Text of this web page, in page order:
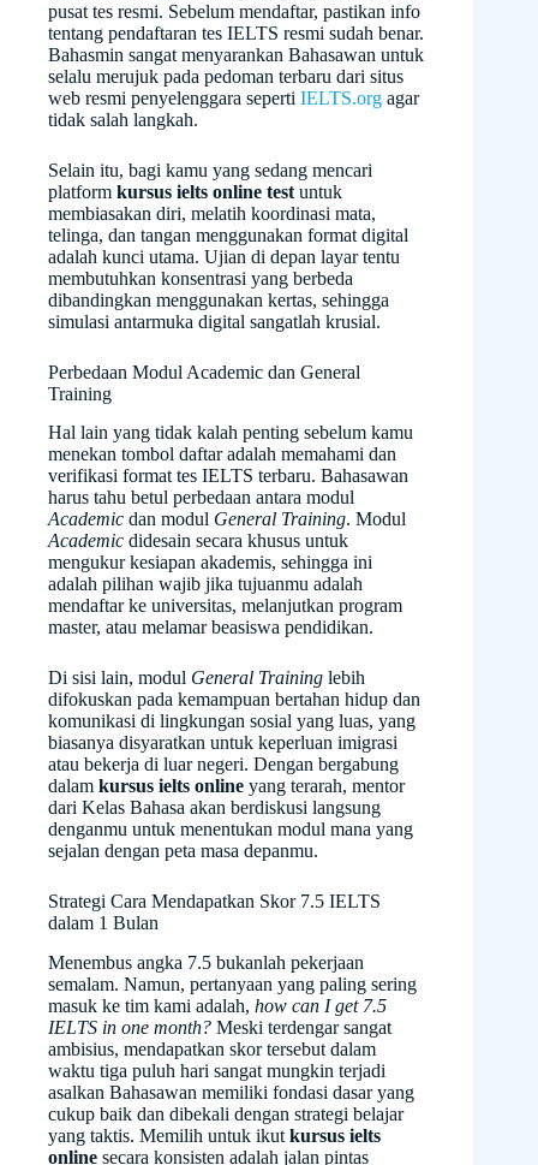
pusat tes resmi. Sebelum mendaftar, pastikan info
tentang pendaftaran tes IELTS resmi sudah benar.
Bahasmin sangat menyarankan Bahasawan untuk
selalu merujuk pada pedoman terbaru dari situs
web resmi penyelenggara seperti IELTS.org agar
tidak salah langkah.
Selain itu, bagi kamu yang sedang mencari
platform kursus ielts online test untuk
membiasakan diri, melatih koordinasi mata,
telinga, dan tangan menggunakan format digital
adalah kunci utama. Ujian di depan layar tentu
membutuhkan konsentrasi yang berbeda
dibandingkan menggunakan kertas, sehingga
simulasi antarmuka digital sangatlah krusial.
Perbedaan Modul Academic dan General
Training
Hal lain yang tidak kalah penting sebelum kamu
menekan tombol daftar adalah memahami dan
verifikasi format tes IELTS terbaru. Bahasawan
harus tahu betul perbedaan antara modul
Academic dan modul General Training. Modul
Academic didesain secara khusus untuk
mengukur kesiapan akademis, sehingga ini
adalah pilihan wajib jika tujuanmu adalah
mendaftar ke universitas, melanjutkan program
master, atau melamar beasiswa pendidikan.
Di sisi lain, modul General Training lebih
difokuskan pada kemampuan bertahan hidup dan
komunikasi di lingkungan sosial yang luas, yang
biasanya disyaratkan untuk keperluan imigrasi
atau bekerja di luar negeri. Dengan bergabung
dalam kursus ielts online yang terarah, mentor
dari Kelas Bahasa akan berdiskusi langsung
denganmu untuk menentukan modul mana yang
sejalan dengan peta masa depanmu.
Strategi Cara Mendapatkan Skor 7.5 IELTS
dalam 1 Bulan
Menembus angka 7.5 bukanlah pekerjaan
semalam. Namun, pertanyaan yang paling sering
masuk ke tim kami adalah, how can I get 7.5
IELTS in one month? Meski terdengar sangat
ambisius, mendapatkan skor tersebut dalam
waktu tiga puluh hari sangat mungkin terjadi
asalkan Bahasawan memiliki fondasi dasar yang
cukup baik dan dibekali dengan strategi belajar
yang taktis. Memilih untuk ikut kursus ielts
online secara konsisten adalah jalan pintas